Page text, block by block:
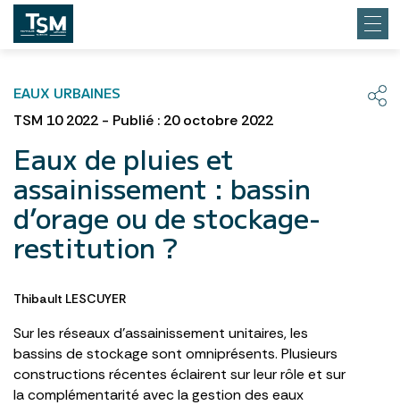
EAUX URBAINES
TSM 10 2022 - Publié : 20 octobre 2022
Eaux de pluies et
assainissement : bassin
d’orage ou de stockage-
restitution ?
Thibault LESCUYER
Sur les réseaux d’assainissement unitaires, les
bassins de stockage sont omniprésents. Plusieurs
constructions récentes éclairent sur leur rôle et sur
la complémentarité avec la gestion des eaux